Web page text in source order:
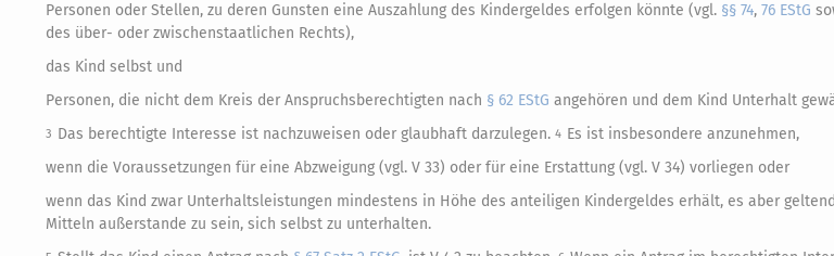
Personen oder Stellen, zu deren Gunsten eine Auszahlung des Kindergeldes erfolgen könnte (vgl. §§ 74, 76 EStG
des über- oder zwischenstaatlichen Rechts),
das Kind selbst und
Personen, die nicht dem Kreis der Anspruchsberechtigten nach § 62 EStG angehören und dem Kind Unterhalt
3 Das berechtigte Interesse ist nachzuweisen oder glaubhaft darzulegen. 4 Es ist insbesondere anzunehmen,
wenn die Voraussetzungen für eine Abzweigung (vgl. V 33) oder für eine Erstattung (vgl. V 34) vorliegen oder
wenn das Kind zwar Unterhaltsleistungen mindestens in Höhe des anteiligen Kindergeldes erhält, es aber
Mitteln außerstande zu sein, sich selbst zu unterhalten.